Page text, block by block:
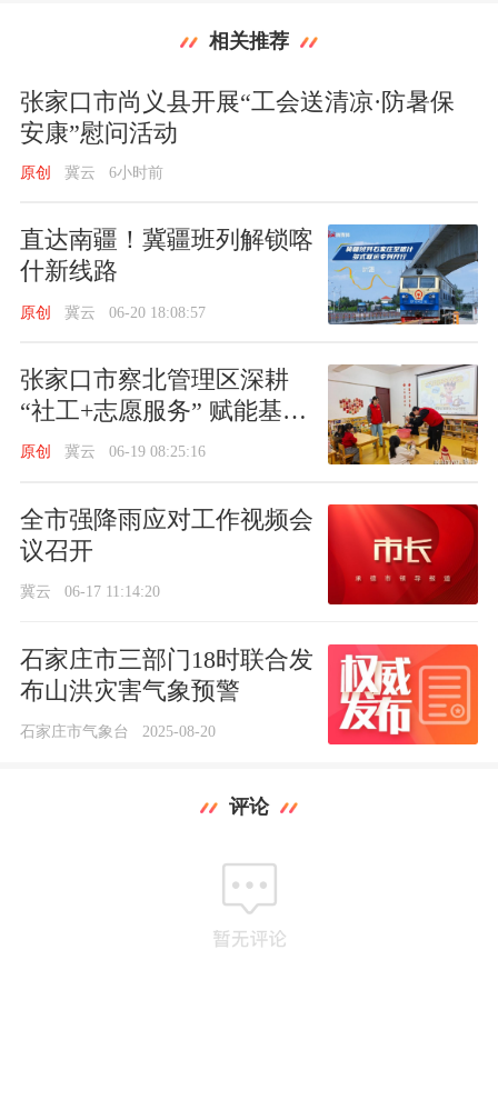
相关推荐
张家口市尚义县开展“工会送清凉·防暑保
安康”慰问活动
原创 冀云 6小时前
直达南疆！冀疆班列解锁喀
什新线路
原创 冀云 06-20 18:08:57
张家口市察北管理区深耕
“社工+志愿服务” 赋能基层
治理
原创 冀云 06-19 08:25:16
全市强降雨应对工作视频会
议召开
冀云 06-17 11:14:20
石家庄市三部门18时联合发
布山洪灾害气象预警
石家庄市气象台 2025-08-20
评论